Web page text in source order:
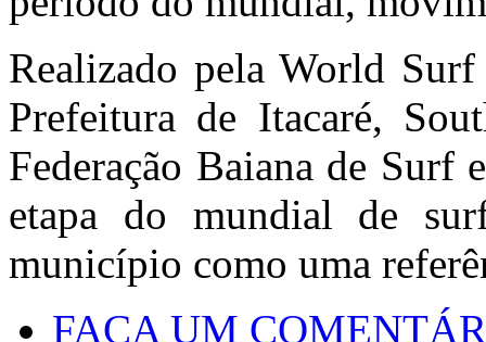
Realizado pela World
Prefeitura de Itacaré,
Federação Baiana de Surf
etapa do mundial de
município como uma
FAÇA UM